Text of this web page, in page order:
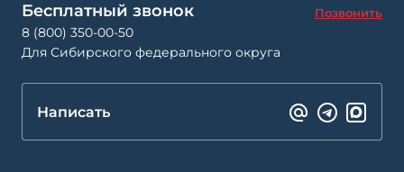
Бесплатный звонок Позвонить
8 (800) 350-00-50
Для Сибирского федерального округа
Написать